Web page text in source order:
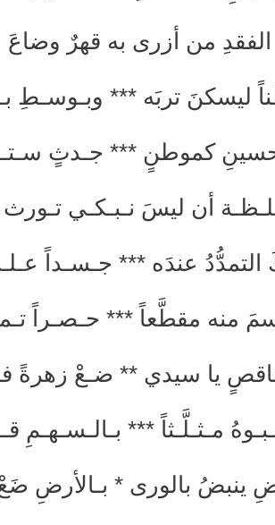
من أزرى به قهرٌ وضاعَ
ليسكنَ تربَه *** وبـوسـطِ
كموطنٍ *** جـدثٍ
أن ليسَ نـبـكـي تـورث
التمدُّدُ عندَه *** جـسـداً
منه مقطَّعاً *** حـصـراً
يا سيدي ** ضـعْ زهرةً
مـثـلَّـثاً *** بـالـسـهـمِ
ينبضُ بالورى * بـالأرضِ ضَعْ